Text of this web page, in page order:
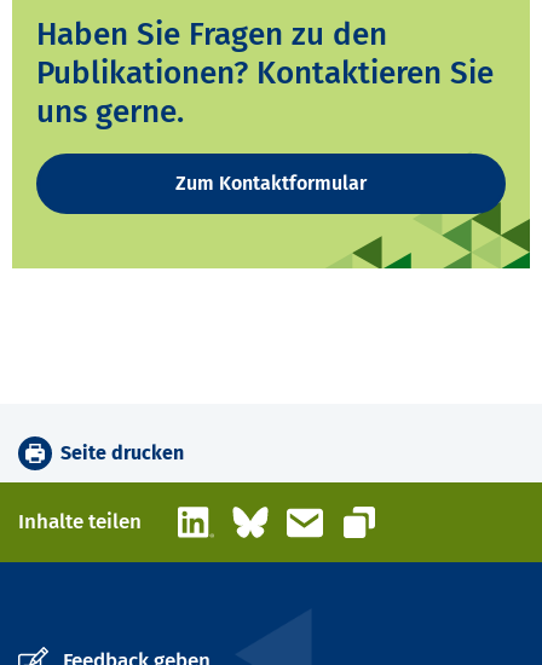
Haben Sie Fragen zu den
Publikationen? Kontaktieren Sie
uns gerne.
Zum Kontaktformular
Seite drucken
Inhalte teilen LinkedInBlueskyE-Mail
Link kopieren